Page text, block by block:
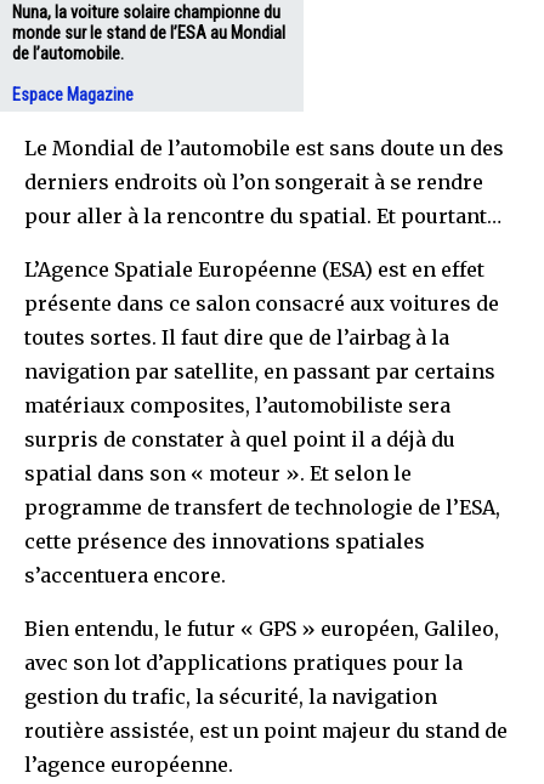
Nuna, la voiture solaire championne du
monde sur le stand de l’ESA au Mondial
de l’automobile.
Espace Magazine
Le Mondial de l’automobile est sans doute un des
derniers endroits où l’on songerait à se rendre
pour aller à la rencontre du spatial. Et pourtant…
L’Agence Spatiale Européenne (ESA) est en effet
présente dans ce salon consacré aux voitures de
toutes sortes. Il faut dire que de l’airbag à la
navigation par satellite, en passant par certains
matériaux composites, l’automobiliste sera
surpris de constater à quel point il a déjà du
spatial dans son « moteur ». Et selon le
programme de transfert de technologie de l’ESA,
cette présence des innovations spatiales
s’accentuera encore.
Bien entendu, le futur « GPS » européen, Galileo,
avec son lot d’applications pratiques pour la
gestion du trafic, la sécurité, la navigation
routière assistée, est un point majeur du stand de
l’agence européenne.